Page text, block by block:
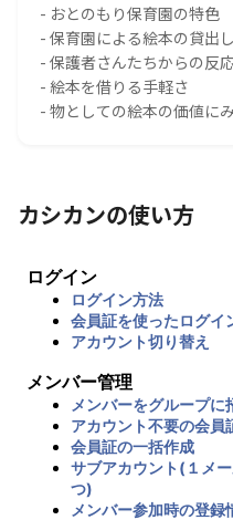
- おとのもり保育園の特色
- 保育園による絵本の貸出
- 保護者さんたちからの反
- 絵本を借りる手軽さ
- 物としての絵本の価値に
カシカンの使い方
ログイン
ログイン方法
会員証を使ったログイ
アカウント切り替え
メンバー管理
メンバーをグループに
アカウント不要の会員
会員証の一括作成
サブアカウント(１メ
つ)
メンバー参加時の登録